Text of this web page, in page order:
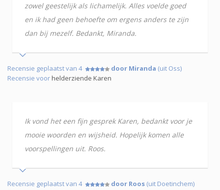
zowel geestelijk als lichamelijk. Alles voelde goed
en ik had geen behoefte om ergens anders te zijn
dan bij mezelf. Bedankt, Miranda.
Recensie geplaatst van 4 door Miranda (uit Oss)
Recensie voorhelderziende Karen
Ik vond het een fijn gesprek Karen, bedankt voor je
mooie woorden en wijsheid. Hopelijk komen alle
voorspellingen uit. Roos.
Recensie geplaatst van 4 door Roos (uit Doetinchem)